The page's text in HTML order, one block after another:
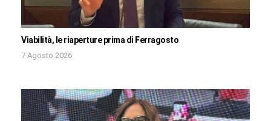
Viabilità, le riaperture prima di Ferragosto
7 Agosto 2026